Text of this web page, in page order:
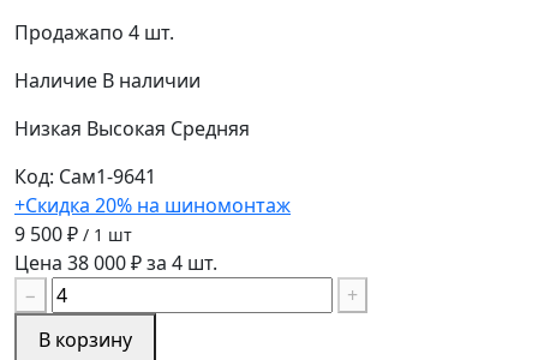
Продажапо 4 шт.
Наличие В наличии
Низкая Высокая Средняя
Код: Сам1-9641
+Скидка 20% на шиномонтаж
9 500 ₽ / 1 шт
Цена 38 000 ₽ за 4 шт.
−
+
В корзину